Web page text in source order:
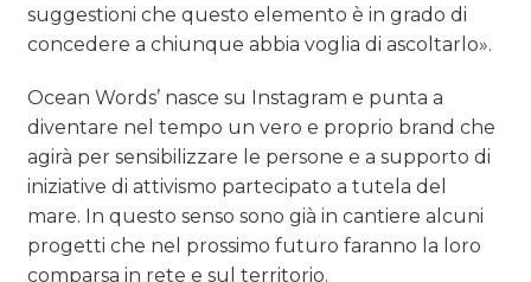
suggestioni che questo elemento è in grado di
concedere a chiunque abbia voglia di ascoltarlo».
Ocean Words’ nasce su Instagram e punta a
diventare nel tempo un vero e proprio brand che
agirà per sensibilizzare le persone e a supporto di
iniziative di attivismo partecipato a tutela del
mare. In questo senso sono già in cantiere alcuni
progetti che nel prossimo futuro faranno la loro
comparsa in rete e sul territorio.